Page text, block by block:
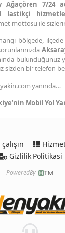
7/24
lastikçi
mottosu ile
bölgede,
sizden bir telefon
yanında…
Mobil Yol
Gizlilik Politikasi
PoweredBy